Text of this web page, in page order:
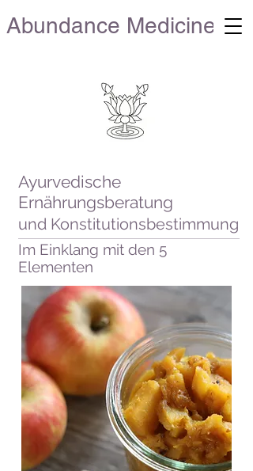
Abundance Medicine
Ayurvedische
Ernährungsberatung
und Konstitutionsbestimmung
Im Einklang mit den 5
Elementen